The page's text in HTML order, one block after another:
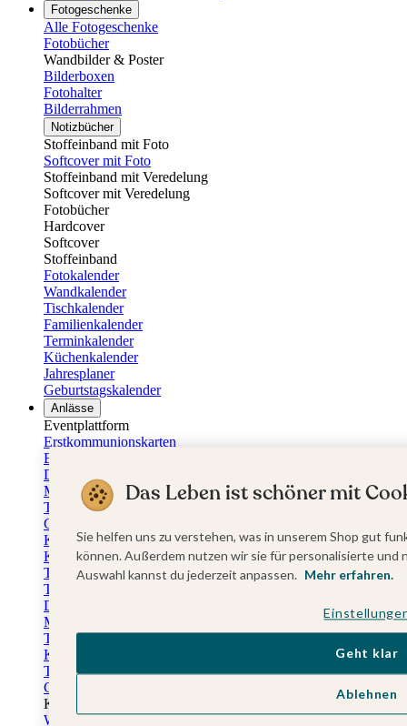
Fotogeschenke
Alle Fotogeschenke
Fotobücher
Wandbilder & Poster
Bilderboxen
Fotohalter
Bilderrahmen
Notizbücher
Stoffeinband mit Foto
Softcover mit Foto
Stoffeinband mit Veredelung
Softcover mit Veredelung
Fotobücher
Hardcover
Softcover
Stoffeinband
Fotokalender
Wandkalender
Tischkalender
Familienkalender
Terminkalender
Küchenkalender
Jahresplaner
Geburtstagskalender
Anlässe
Eventplattform
Erstkommunionskarten
Einladungen Erstkommunion
Danksagung Erstkommunion
Menükarten Erstkommunion
Tischkarten Erstkommunion
Gästebuch Erstkommunion
Kerzen Erstkommunion
Kartenbox Erstkommunion
Taufkarten
Taufeinladungen
Dankeskarten Taufe
Menükarten Taufe
Tischkarten Taufe
Kirchenheft Taufe
Taufkerzen
Gästebuch Taufe
Kartenbox Taufe
Willkommensschilder Taufe
Das Leben ist schöner mit
Sie helfen uns zu verstehen, was in unserem Shop gut
können. Außerdem nutzen wir sie für personalisierte
Auswahl kannst du jederzeit anpassen. Mehr erfahren.
Ablehnen
Geht klar